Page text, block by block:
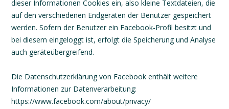
dieser Informationen Cookies ein, also kleine Textdateien, die
auf den verschiedenen Endgeräten der Benutzer gespeichert
werden. Sofern der Benutzer ein Facebook-Profil besitzt und
bei diesem eingeloggt ist, erfolgt die Speicherung und Analyse
auch geräteübergreifend.
Die Datenschutzerklärung von Facebook enthält weitere
Informationen zur Datenverarbeitung:
https://www.facebook.com/about/privacy/